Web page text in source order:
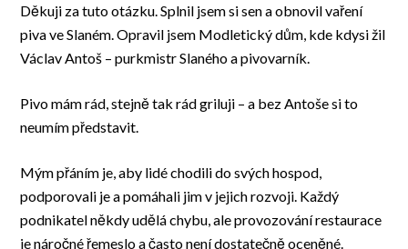
Děkuji za tuto otázku. Splnil jsem si sen a obnovil vaření
piva ve Slaném. Opravil jsem Modletický dům, kde kdysi žil
Václav Antoš – purkmistr Slaného a pivovarník.
Pivo mám rád, stejně tak rád griluji – a bez Antoše si to
neumím představit.
Mým přáním je, aby lidé chodili do svých hospod,
podporovali je a pomáhali jim v jejich rozvoji. Každý
podnikatel někdy udělá chybu, ale provozování restaurace
je náročné řemeslo a často není dostatečně oceněné.